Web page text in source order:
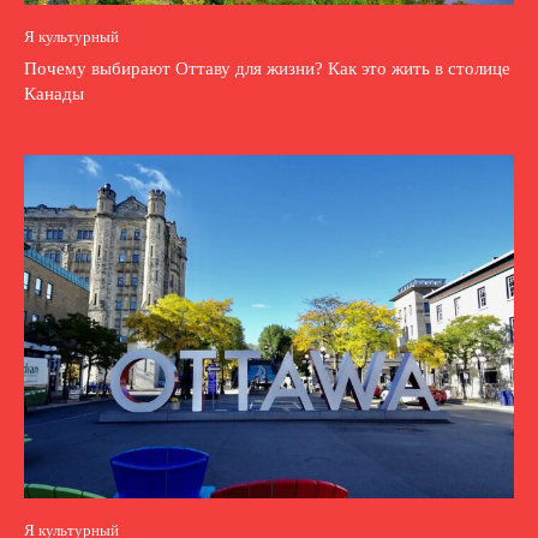
Я культурный
Почему выбирают Оттаву для жизни? Как это жить в столице
Канады
Я культурный